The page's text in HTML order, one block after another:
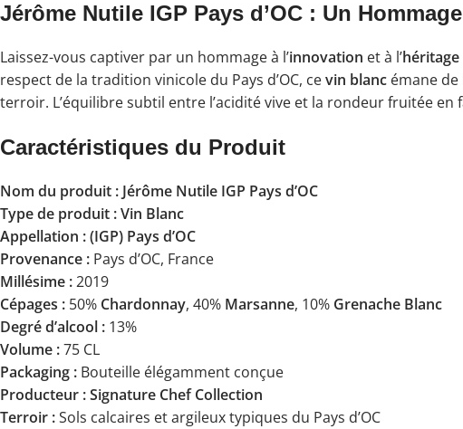
Jérôme Nutile IGP Pays d’OC : Un
Laissez-vous captiver par un hommage à l’innovation et à l’
respect de la tradition vinicole du Pays d’OC, cevin blanc émane
terroir. L’équilibre subtil entre l’acidité vive et la rondeur fruitée
Caractéristiques du Produit
Nom du produit : Jérôme Nutile IGP Pays d’OC
Type de produit :Vin Blanc
Appellation :(IGP) Pays d’OC
Provenance : Pays d’OC, France
Millésime :2019
Cépages : 50% Chardonnay, 40% Marsanne, 10% Grenache Blanc
Degré d’alcool : 13%
Volume :75 CL
Packaging : Bouteille élégamment conçue
Producteur :Signature Chef Collection
Terroir :Sols calcaires et argileux typiques du Pays d’OC